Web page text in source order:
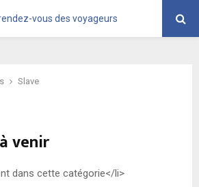
Slave
venir
dans cette catégorie</li>